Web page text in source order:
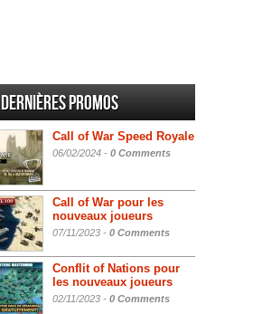
Dernières promos
Call of War Speed Royale
06/02/2024 - 0 Comments
Call of War pour les
nouveaux joueurs
07/11/2023 - 0 Comments
Conflit of Nations pour
les nouveaux joueurs
02/11/2023 - 0 Comments